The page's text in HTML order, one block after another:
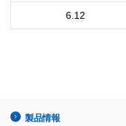
6.12
製品情報